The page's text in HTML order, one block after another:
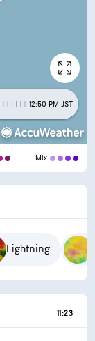
12:50 PM JST
Mix
Lightning
11:23